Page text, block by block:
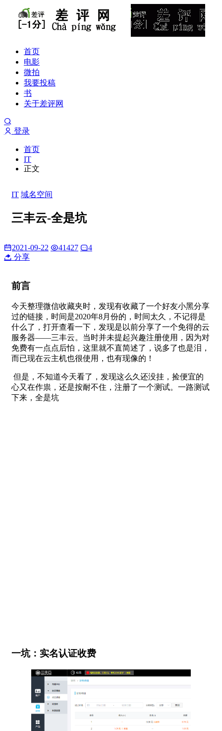
首页
电影
微拍
我要投稿
书
关于差评网
登录
首页
IT
正文
IT 域名空间
三丰云-全是坑
2021-09-22 41427
4
分享
前言
今天整理微信收藏夹时，发现有收藏了一个好友小黑分享
过的链接，时间是2020年8月份的，时间太久，不记得是
什么了，打开查看一下，发现是以前分享了一个免得的云
服务器——三丰云。当时并未提起兴趣注册使用，因为对
免费有一点点后怕，这里就不直简述了，说多了也是泪，
而已现在云主机也很使用，也有现像的！
​ 但是，不知道今天看了，发现这么久还没挂，捡便宜的
心又在作祟，还是按耐不住，注册了一个测试。一路测试
下来，全是坑
一坑：实名认证收费